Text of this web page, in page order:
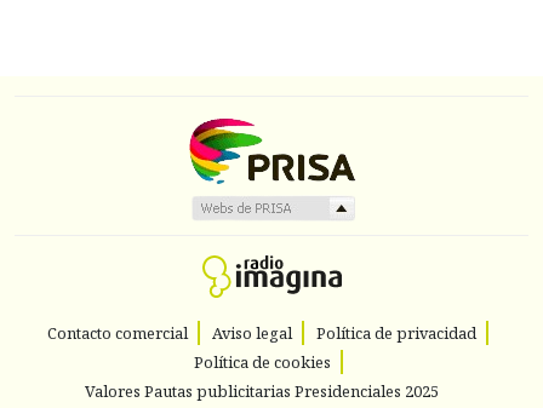
Contacto comercial Aviso legal
Política de privacidad
Política de cookies
Valores Pautas publicitarias Presidenciales 2025